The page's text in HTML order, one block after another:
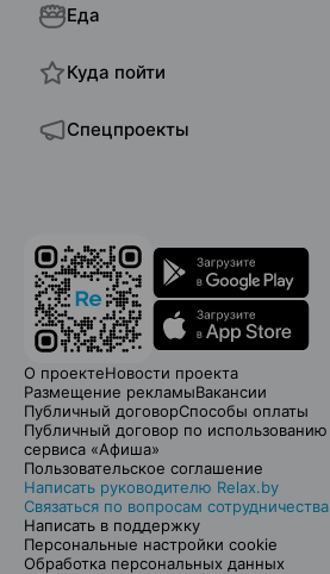
Еда
Куда пойти
Спецпроекты
О проектеНовости проекта
Размещение рекламыВакансии
Публичный договорСпособы оплаты
Публичный договор по использованию
сервиса «Афиша»
Пользовательское соглашение
Написать руководителю Relax.by
Связаться по вопросам сотрудничества
Написать в поддержку
Персональные настройки cookie
Обработка персональных данных